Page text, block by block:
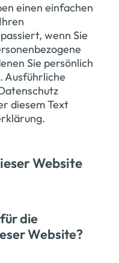
einen einfachen
wenn Sie
Sie persönlich
Ausführliche
diesem Text
Website
die
Website?